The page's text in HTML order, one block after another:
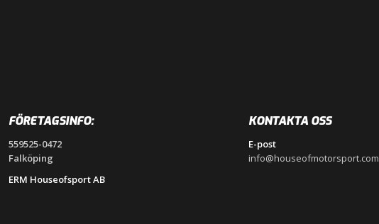
FÖRETAGSINFO:
559525-0472
Falköping
ERM Houseofsport AB
KONTAKTA OSS
E-post
info@houseofmotorsport.com